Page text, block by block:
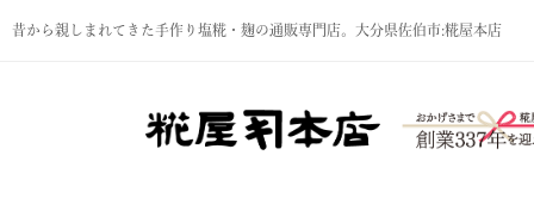
昔から親しまれてきた手作り塩糀・麹の通販専門店。大分県佐伯市:糀屋本店